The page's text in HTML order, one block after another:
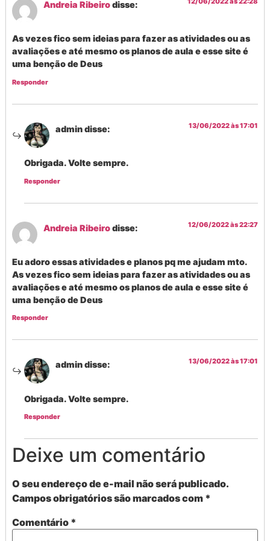
Andreia Ribeirodisse:
As vezes fico sem ideias para fazer as atividades ou as
avaliações e até mesmo os planos de aula e esse site é
uma benção de Deus
Responder
admindisse: 13/06/2022 às 17:01
Obrigada. Volte sempre.
Responder
Andreia Ribeirodisse: 12/06/2022 às 22:27
Eu adoro essas atividades e planos pq me ajudam mto.
As vezes fico sem ideias para fazer as atividades ou as
avaliações e até mesmo os planos de aula e esse site é
uma benção de Deus
Responder
admindisse: 13/06/2022 às 17:01
Obrigada. Volte sempre.
Responder
Deixe um comentário
O seu endereço de e-mail não será publicado.
Campos obrigatórios são marcados com *
Comentário *